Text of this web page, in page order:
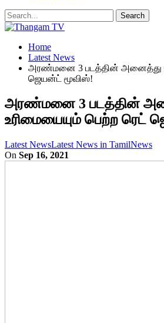
Home
Latest News
அரண்மனை 3 படத்தின் அனைத்து
ஜெயன்ட் மூவிஸ்!
அரண்மனை 3 படத்தின்
உரிமையையும் பெற்ற ரெட்
Latest NewsLatest News in TamilNews
On Sep 16, 2021